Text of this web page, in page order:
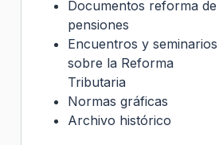
Documentos reforma de
pensiones
Encuentros y seminarios
sobre la Reforma
Tributaria
Normas gráficas
Archivo histórico